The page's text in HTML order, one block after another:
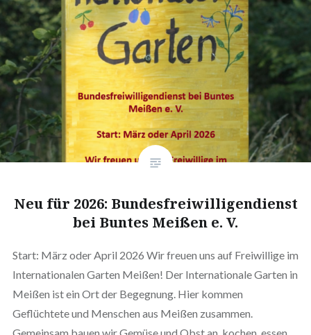
Neu für 2026: Bundesfreiwilligendienst
bei Buntes Meißen e. V.
Start: März oder April 2026 Wir freuen uns auf Freiwillige im
Internationalen Garten Meißen! Der Internationale Garten in
Meißen ist ein Ort der Begegnung. Hier kommen
Geflüchtete und Menschen aus Meißen zusammen.